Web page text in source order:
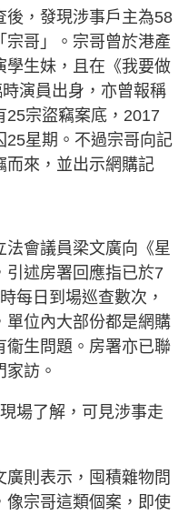
後，發現涉事戶主為58
宗哥」。宗哥曾於港產
學生妹，且在《我要做
演員出身，亦曾報稱
25宗盜竊案底，2017
25星期。不過宗哥向記
而來，並出示網購記
會議員梁文廣向《星
引述房署回應指已於7
每日到場巡查數次，
單位內大部份都是網購
衞生問題。房署亦已聯
訪。
場了解，可見涉事走
則表示，囤積雜物問
像宗哥這類個案，即使